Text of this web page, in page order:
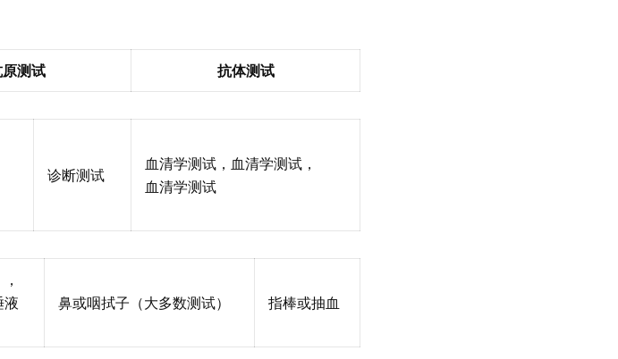
测试 抗体测试
诊断测试
血清学测试，血清学测试，
血清学测试
液
鼻或咽拭子（大多数测试） 指棒或抽血